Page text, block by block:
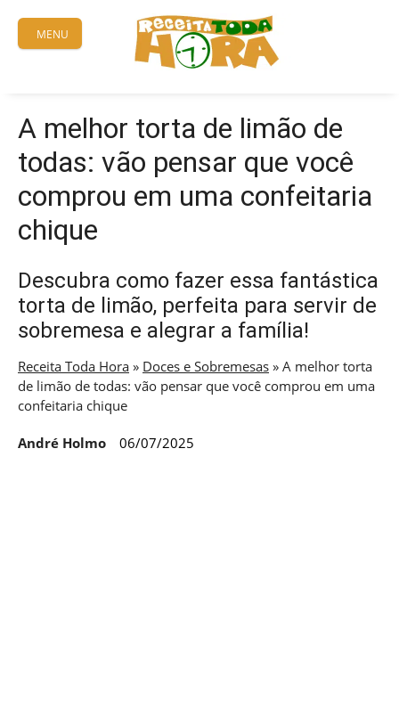
content
MENU
A melhor torta de limão de
todas: vão pensar que você
comprou em uma confeitaria
chique
Descubra como fazer essa fantástica
torta de limão, perfeita para servir de
sobremesa e alegrar a família!
Receita Toda Hora » Doces e Sobremesas » A melhor torta
de limão de todas: vão pensar que você comprou em uma
confeitaria chique
André Holmo 06/07/2025